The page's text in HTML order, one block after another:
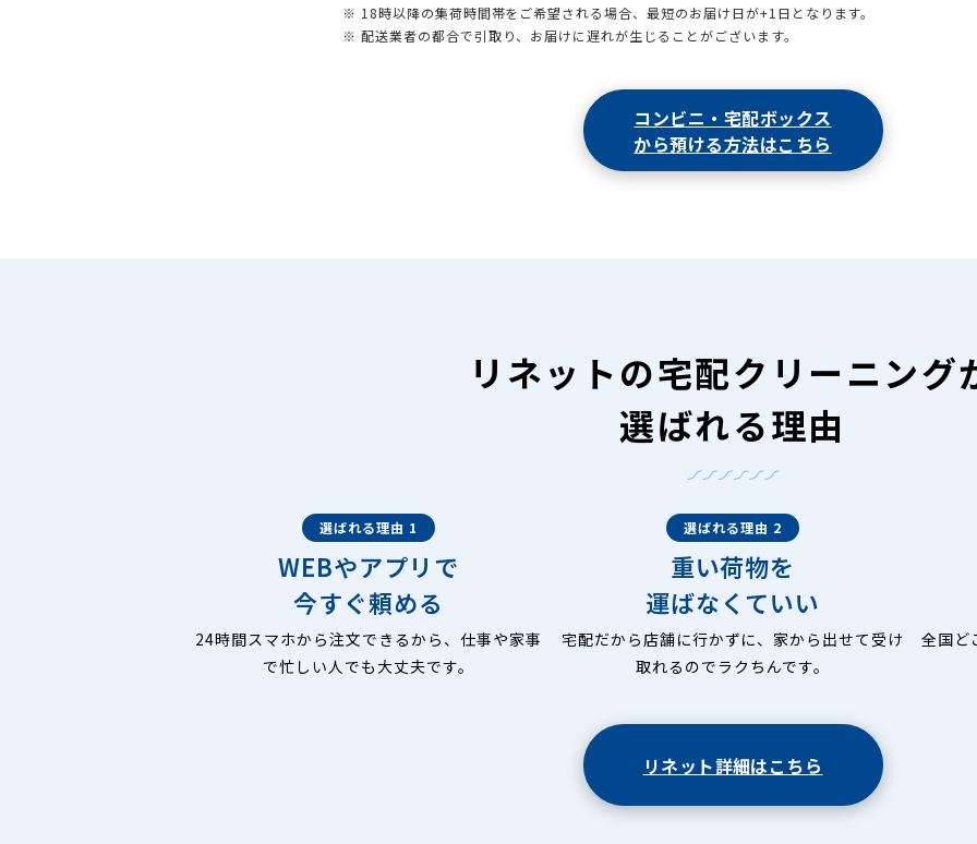
※ 18時以降の集荷時間帯をご希望される場合、最短のお届け日が+1日となります。
※ 配送業者の都合で引取り、お届けに遅れが生じることがございます。
コンビニ・宅配ボックス
から預ける方法はこちら
リネットの宅配クリーニング
選ばれる理由
選ばれる理由 1
WEBやアプリで
今すぐ頼める
24時間スマホから注文できるから、仕事や家事
で忙しい人でも大丈夫です。
選ばれる理由 2
重い荷物を
運ばなくていい
宅配だから店舗に行かずに、家から出せて受け
取れるのでラクちんです。
全国ど
リネット詳細はこちら